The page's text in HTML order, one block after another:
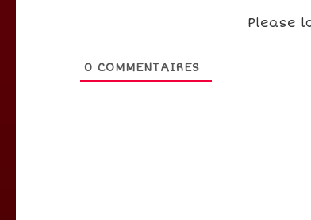
Please
0 COMMENTAIRES